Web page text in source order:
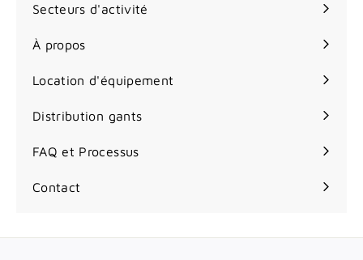
Secteurs d'activité
Ouvrir
le
menu
À propos
Location d'équipement
Distribution gants
FAQ et Processus
Contact